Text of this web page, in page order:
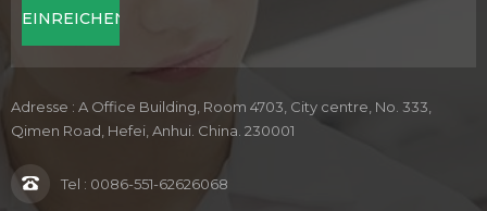
Adresse : A Office Building, Room 4703, City centre, No. 333,
Qimen Road, Hefei, Anhui. China. 230001
Tel : 0086-551-62626068